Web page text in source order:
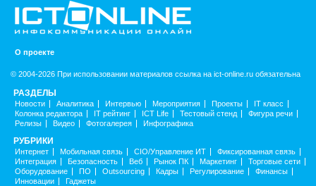
О проекте
© 2004-2026 При использовании материалов ссылка на ict-online.ru обязательна
РАЗДЕЛЫ
Новости Аналитика Интервью Мероприятия Проекты
IT класс
Колонка редактора
IT рейтинг ICT Life Тестовый стенд
Фигура речи
Релизы
Видео Фотогалерея Инфографика
РУБРИКИ
Интернет Мобильная связь CIO/Управление ИТ
Фиксированная связь
Интеграция
Безопасность Веб Рынок ПК Маркетинг
Торговые сети
Оборудование
ПО Outsourcing Кадры Регулирование
Финансы
Инновации
Гаджеты